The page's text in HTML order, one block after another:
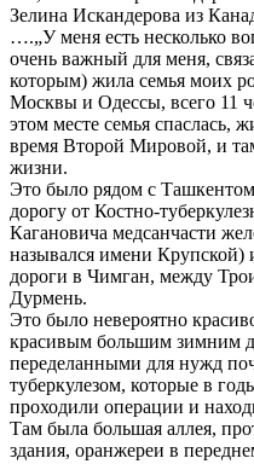
Зелина Искандерова из
….„У меня есть несколько
очень важный для меня,
которым) жила семья моих
Москвы и Одессы, всего 11
этом месте семья спаслась,
время Второй Мировой, и
жизни.
Это было рядом с
дорогу от Костно-
Кагановича медсанчасти
назывался имени Крупской)
дороги в Чимган, между
Дурмень.
Это было невероятно
красивым большим зимним
переделанными для нужд
туберкулезом, которые в
проходили операции и
Там была большая аллея,
здания, оранжереи в